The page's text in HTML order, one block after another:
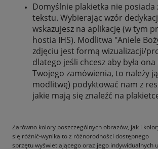
Domyślnie plakietka nie posiada
tekstu. Wybierając wzór
wskazujesz na aplikację (w tym
hostia IHS). Modlitwa "Aniele
zdjęciu jest formą wizualizacji/
dlatego jeśli chcesz aby była ona
Twojego zamówienia, to należy
modlitwę) podyktować nam z
jakie mają się znaleźć na
Zarówno kolory poszczególnych obrazów, jak i
się różnić-wynika to z różnorodności dostępnego
sprzętu wyświetlającego oraz jego indywidualnych